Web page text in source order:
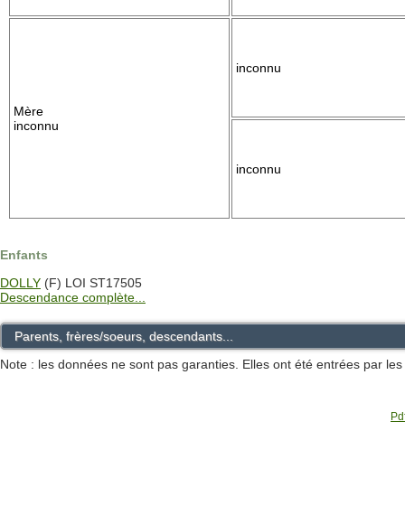
Mère
inconnu
inconnu
inconnu
Enfants
DOLLY (F) LOI ST17505
Descendance complète...
Parents, frères/soeurs, descendants...
Note : les données ne sont pas garanties. Elles ont été entrées par